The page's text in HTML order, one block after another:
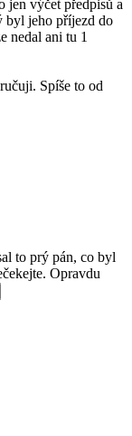
jen výčet předpisů a
byl jeho příjezd do
nedal ani tu 1
Spíše to od
to prý pán, co byl
Opravdu